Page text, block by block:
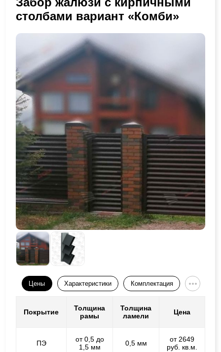
столбами вариант «Комби»
Цены Характеристики Комплектация
Покрытие
Толщина
рамы
Толщина
ламели
Цена
ПЭ
от 0,5 до
1,5 мм
0,5 мм
от 2649
руб. кв.м.